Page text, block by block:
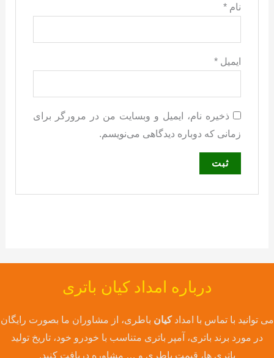
نام*
ایمیل*
ذخیره نام، ایمیل و وبسایت من در مرورگر برای
زمانی که دوباره دیدگاهی می‌نویسم.
درباره امداد کیان باتری
می توانید با تماس با امدادکیان باطری، از مشاوران ما بصورت رایگان
در مورد برند باتری، آمپر باتری متناسب با خودرو خود، تاریخ تولید
باتری ها، قیمت باطری و … مشاوره دریافت کنید.